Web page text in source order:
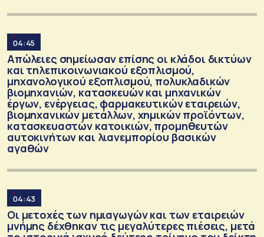
04:45
Απώλειες σημείωσαν επίσης οι κλάδοι δικτύων
και τηλεπικοινωνιακού εξοπλισμού,
μηχανολογικού εξοπλισμού, πολυκλαδικών
βιομηχανιών, κατασκευών και μηχανικών
έργων, ενέργειας, φαρμακευτικών εταιρειών,
βιομηχανικών μετάλλων, χημικών προϊόντων,
κατασκευαστών κατοικιών, προμηθευτών
αυτοκινήτων και λιανεμπορίου βασικών
αγαθών
04:43
Οι μετοχές των ημιαγωγών και των εταιρειών
μνήμης δέχθηκαν τις μεγαλύτερες πιέσεις, μετά